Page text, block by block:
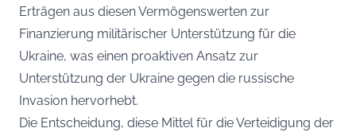
Erträgen aus diesen Vermögenswerten zur
Finanzierung militärischer Unterstützung für die
Ukraine, was einen proaktiven Ansatz zur
Unterstützung der Ukraine gegen die russische
Invasion hervorhebt.
Die Entscheidung, diese Mittel für die Verteidigung der